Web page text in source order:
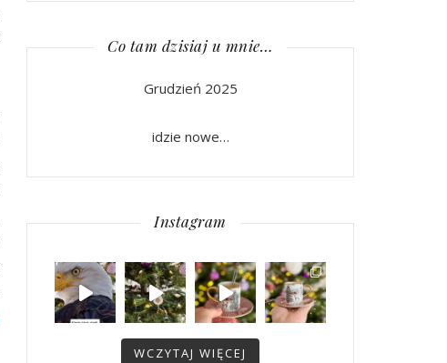
Co tam dzisiaj u mnie…
Grudzień 2025
idzie nowe…
Instagram
WCZYTAJ WIĘCEJ